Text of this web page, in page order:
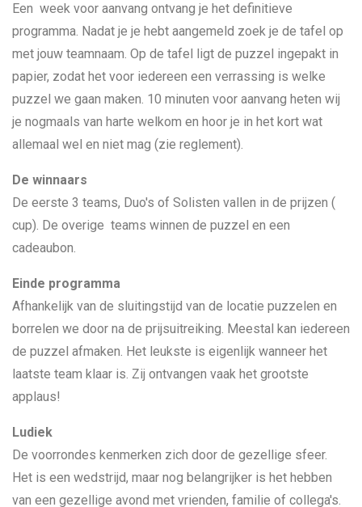
Een week voor aanvang ontvang je het definitieve
programma. Nadat je je hebt aangemeld zoek je de tafel op
met jouw teamnaam. Op de tafel ligt de puzzel ingepakt in
papier, zodat het voor iedereen een verrassing is welke
puzzel we gaan maken. 10 minuten voor aanvang heten wij
je nogmaals van harte welkom en hoor je in het kort wat
allemaal wel en niet mag (zie reglement).
De winnaars
De eerste 3 teams, Duo's of Solisten vallen in de prijzen (
cup). De overige teams winnen de puzzel en een
cadeaubon.
Einde programma
Afhankelijk van de sluitingstijd van de locatie puzzelen en
borrelen we door na de prijsuitreiking. Meestal kan iedereen
de puzzel afmaken. Het leukste is eigenlijk wanneer het
laatste team klaar is. Zij ontvangen vaak het grootste
applaus!
Ludiek
De voorrondes kenmerken zich door de gezellige sfeer.
Het is een wedstrijd, maar nog belangrijker is het hebben
van een gezellige avond met vrienden, familie of collega's.